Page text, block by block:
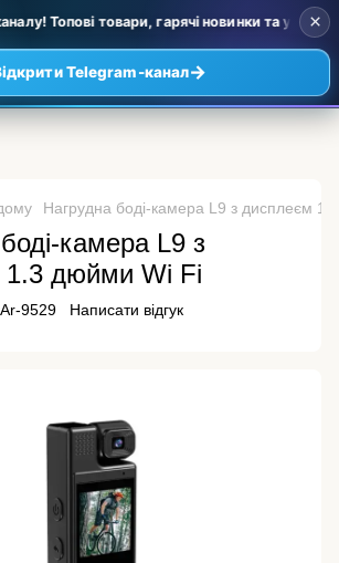
Топові товари, гарячі новинки та уцінка
Telegram-канал→
×
Нагрудна боді-камера L9 з дисплеєм
камера L9 з
1.3 дюйми Wi Fi
9529 Написати відгук